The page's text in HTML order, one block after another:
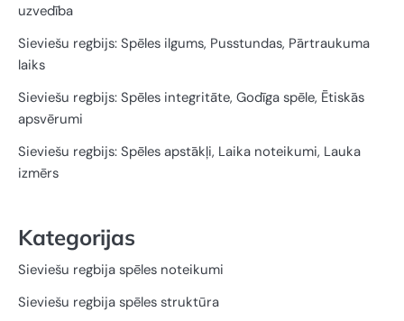
uzvedība
Sieviešu regbijs: Spēles ilgums, Pusstundas, Pārtraukuma
laiks
Sieviešu regbijs: Spēles integritāte, Godīga spēle, Ētiskās
apsvērumi
Sieviešu regbijs: Spēles apstākļi, Laika noteikumi, Lauka
izmērs
Kategorijas
Sieviešu regbija spēles noteikumi
Sieviešu regbija spēles struktūra